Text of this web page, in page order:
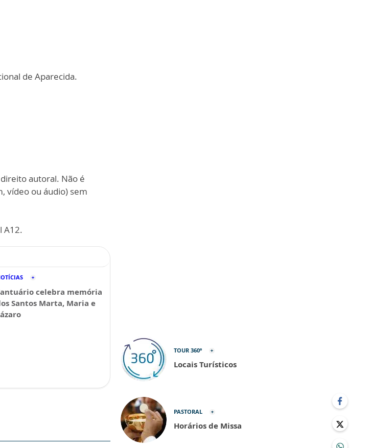
de Aparecida.
autoral. Não é
vídeo ou áudio) sem
A12.
celebra memória
Santos Marta, Maria e
TOUR 360º
Locais Turísticos
PASTORAL
Horários de Missa